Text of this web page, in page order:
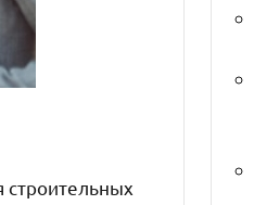
строительных